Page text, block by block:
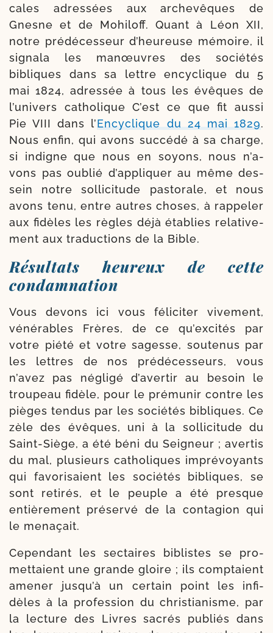
cales adres­sées aux arche­vêques de
Gnesne et de Mohiloff. Quant à Léon XII,
notre pré­dé­ces­seur d’heureuse mémoire, il
signa­la les ma­nœuvres des socié­tés
bibliques dans sa lettre ency­clique du 5
mai 1824, adres­sée à tous les évêques de
l’univers catho­lique C’est ce que fit aus­si
Pie VIII dans l’Encyclique du 24 mai 1829.
Nous enfin, qui avons suc­cé­dé à sa charge,
si indigne que nous en soyons, nous n’a­
vons pas oublié d’ap­pli­quer au même des­
sein notre sol­li­ci­tude pas­to­rale, et nous
avons tenu, entre autres choses, à rap­pe­ler
aux fidèles les règles déjà éta­blies rela­ti­ve­
ment aux tra­duc­tions de la Bible.
Résultats heureux de cette
condamnation
Vous devons ici vous féli­ci­ter vive­ment,
véné­rables Frères, de ce qu’ex­ci­tés par
votre pié­té et votre sagesse, sou­te­nus par
les lettres de nos pré­dé­ces­seurs, vous
n’avez pas négli­gé d’avertir au besoin le
trou­peau fidèle, pour le pré­mu­nir contre les
pièges ten­dus par les socié­tés bibliques. Ce
zèle des évêques, uni à la sol­li­ci­tude du
Saint-​Siège, a été béni du Seigneur ; aver­tis
du mal, plu­sieurs catho­liques impré­voyants
qui favo­ri­saient les socié­tés bibliques, se
sont reti­rés, et le peuple a été presque
entiè­re­ment pré­ser­vé de la conta­gion qui
le menaçait.
Cependant les sec­taires biblistes se pro­
met­taient une grande gloire ; ils comp­taient
ame­ner jus­qu’à un cer­tain point les infi­
dèles à la pro­fes­sion du chris­tia­nisme, par
la lec­ture des Livres sacrés publiés dans